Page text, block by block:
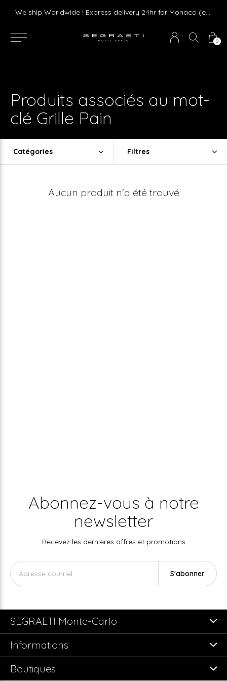
0
We ship Worldwide ! Express delivery 24hr for Monaco (excluding furniture)
Produits associés au mot-
clé Grille Pain
Catégories Filtres
Aucun produit n'a été trouvé
Abonnez-vous à notre
newsletter
Recevez les dernières offres et promotions
S'abonner
SEGRAETI Monte-Carlo
Informations
Boutiques